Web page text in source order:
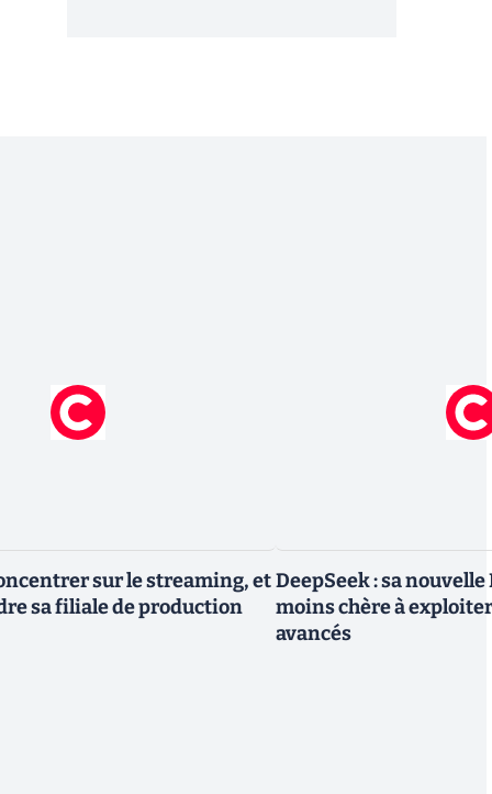
sur le streaming, et
sa filiale de production
DeepSeek : sa
moins chère à
avancés